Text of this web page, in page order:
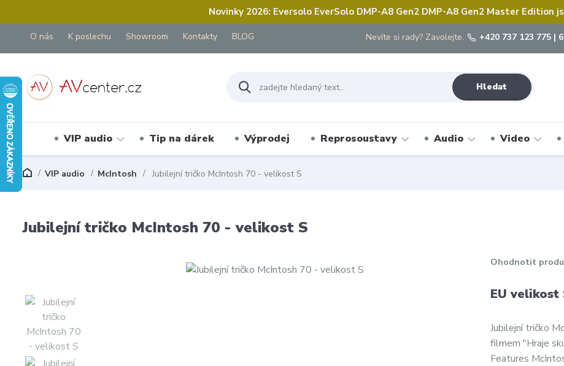
Novinky 2026: Eversolo EverSolo DMP-A8 Gen2 DMP-A8 Gen2 Master Edition
O nás K poslechu Showroom Kontakty BLOG
Hledat
Nevíte si rady? Zavolejte. +420 737 123 775 |
VIP audio Tip na dárek Výprodej Reprosoustavy Audio Video
VIP audio McIntosh Jubilejní tričko McIntosh 70 - velikost S
Jubilejní tričko McIntosh 70 - velikost S
Ohodnotit
EU velikost
Jubilejní tričko
filmem "Hraje
Features